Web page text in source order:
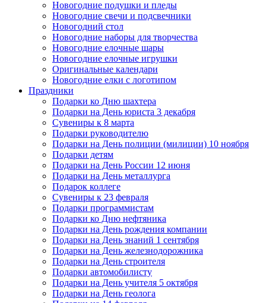
Новогодние подушки и пледы
Новогодние свечи и подсвечники
Новогодний стол
Новогодние наборы для творчества
Новогодние елочные шары
Новогодние елочные игрушки
Оригинальные календари
Новогодние елки с логотипом
Праздники
Подарки ко Дню шахтера
Подарки на День юриста 3 декабря
Сувениры к 8 марта
Подарки руководителю
Подарки на День полиции (милиции) 10 ноября
Подарки детям
Подарки на День России 12 июня
Подарки на День металлурга
Подарок коллеге
Сувениры к 23 февраля
Подарки программистам
Подарки ко Дню нефтяника
Подарки на День рождения компании
Подарки на День знаний 1 сентября
Подарки на День железнодорожника
Подарки на День строителя
Подарки автомобилисту
Подарки на День учителя 5 октября
Подарки на День геолога